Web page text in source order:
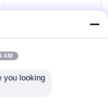
AM
you looking